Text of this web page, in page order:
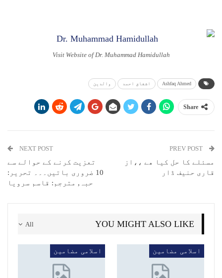
Visit Website of Dr. Muhammad Hamidullah
Ashfaq Ahmed اشفاق احمد والدین
Share
مسئلے کا حل کیا ھے ،،از
قاری حنیف ڈار
NEXT POST
تعزیت کرنے کے حوالے سے
10 ضروری باتیں۔۔۔ تحریر:
حبہ, مترجم: قاسم سرویا
All YOU MIGHT ALSO LIKE
اسلامی مضامین اسلامی مضامین